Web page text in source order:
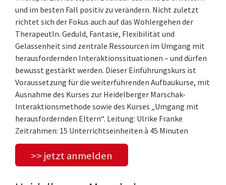
und im besten Fall positiv zu verändern. Nicht zuletzt
richtet sich der Fokus auch auf das Wohlergehen der
TherapeutIn. Geduld, Fantasie, Flexibilität und
Gelassenheit sind zentrale Ressourcen im Umgang mit
herausfordernden Interaktionssituationen – und dürfen
bewusst gestärkt werden. Dieser Einführungskurs ist
Voraussetzung für die weiterführenden Aufbaukurse, mit
Ausnahme des Kurses zur Heidelberger Marschak-
Interaktionsmethode sowie des Kurses „Umgang mit
herausfordernden Eltern“. Leitung: Ulrike Franke
Zeitrahmen: 15 Unterrichtseinheiten à 45 Minuten
>> jetzt anmelden